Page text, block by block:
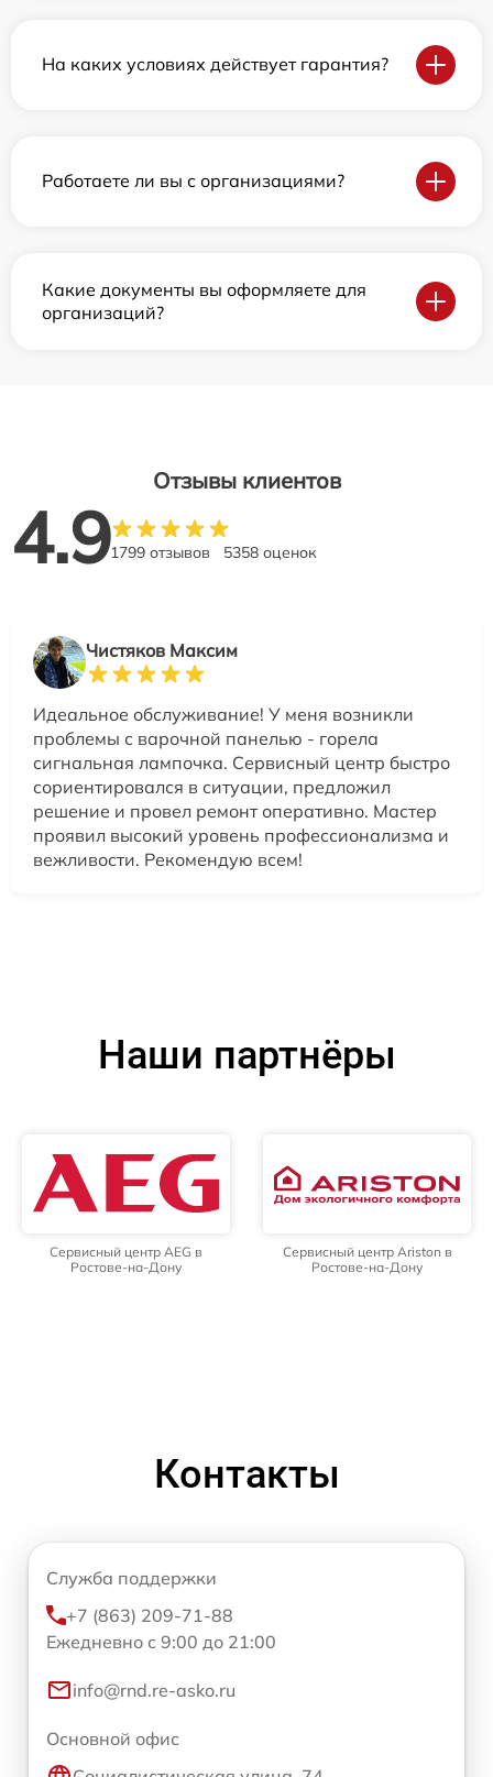
На каких условиях действует гарантия?
Работаете ли вы с организациями?
Какие документы вы оформляете для
организаций?
Отзывы клиентов
4.91799 отзывов 5358 оценок
Чистяков Максим
Идеальное обслуживание! У меня возникли
проблемы с варочной панелью - горела
сигнальная лампочка. Сервисный центр быстро
сориентировался в ситуации, предложил
решение и провел ремонт оперативно. Мастер
проявил высокий уровень профессионализма и
вежливости. Рекомендую всем!
Наши партнёры
Сервисный центр AEG в
Ростове-на-Дону
Сервисный центр Ariston в
Ростове-на-Дону
Контакты
Служба поддержки
+7 (863) 209-71-88
Ежедневно с 9:00 до 21:00
info@rnd.re-asko.ru
Основной офис